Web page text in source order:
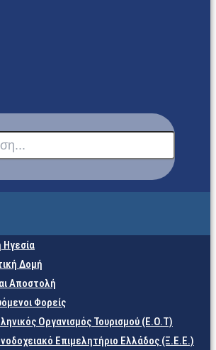
Ηγεσία
Δομή
Αποστολή
Φορείς
Οργανισμός Τουρισμού (Ε.Ο.Τ)
Επιμελητήριο Ελλάδος (Ξ.Ε.Ε.)